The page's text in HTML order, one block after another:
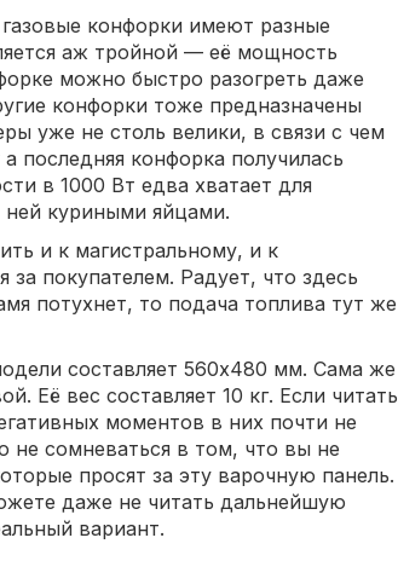
конфорки имеют разные
аж тройной — её мощность
можно быстро разогреть даже
конфорки тоже предназначены
уже не столь велики, в связи с чем
последняя конфорка получилась
в 1000 Вт едва хватает для
ней куриными яйцами.
и к магистральному, и к
покупателем. Радует, что здесь
потухнет, то подача топлива тут же
составляет 560x480 мм. Сама же
Её вес составляет 10 кг. Если читать
моментов в них почти не
не сомневаться в том, что вы не
просят за эту варочную панель.
даже не читать дальнейшую
вариант.